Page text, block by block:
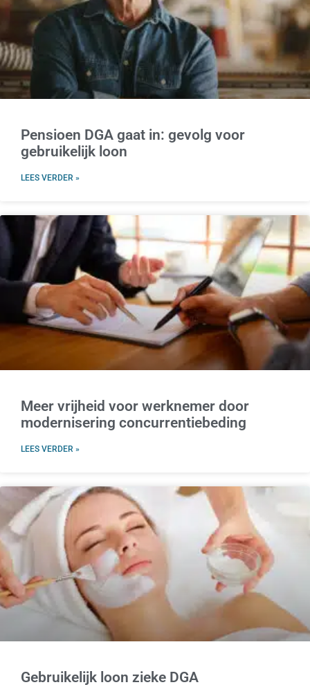
Pensioen DGA gaat in: gevolg voor
gebruikelijk loon
LEES VERDER »
Meer vrijheid voor werknemer door
modernisering concurrentiebeding
LEES VERDER »
Gebruikelijk loon zieke DGA